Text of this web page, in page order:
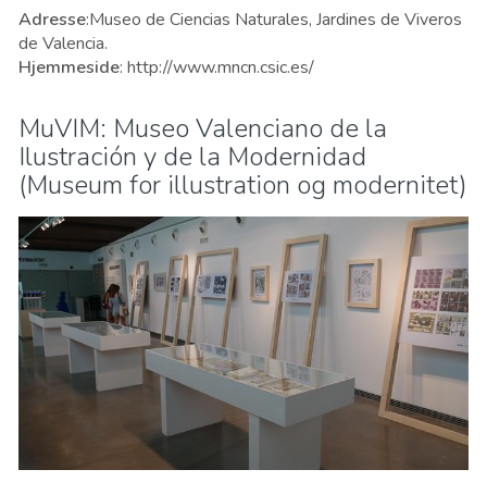
Adresse:Museo de Ciencias Naturales, Jardines de Viveros
de Valencia.
Hjemmeside: http://www.mncn.csic.es/
MuVIM: Museo Valenciano de la
Ilustración y de la Modernidad
(Museum for illustration og modernitet)